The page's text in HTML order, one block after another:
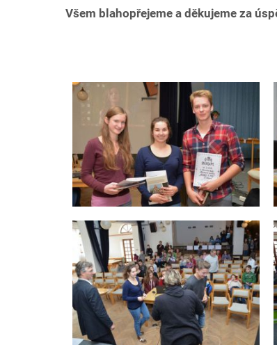
Všem blahopřejeme a děkujeme za